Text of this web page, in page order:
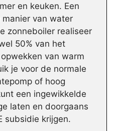
en keuken. Een
van water
zonneboiler realiseer
50% van het
van warm
je voor de normale
of hoog
een ingewikkelde
laten en doorgaans
subsidie krijgen.